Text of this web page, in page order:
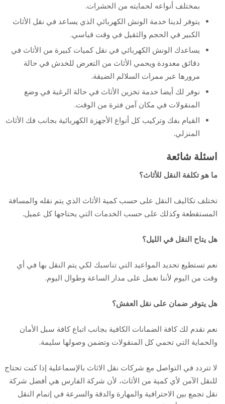
بمختلف أنواعه لحمايته من الحشرات.
يتوفر لدينا خدمة الونش الكهربائي الذي يساعد في نقل الأثاث
الكبير في الحجم والثقيل في وقت قياسي.
يساعدك الونش الكهربائي في نقل كميات كبيرة من الأثاث في
دقائق معدودة ويحمي الأثاث من التعرض للخدش في حالة
مرورها عبر ممرات السلالم الضيقة.
نوفر لك أيضا خدمة تخزين الأثاث في حالة الرغبة في وضع
المنقولات في مكان آمن فترة من الوقت.
القيام بفك وتركيب كل أنواع الأجهزة الكهربائية بجانب فك الأثاث
المنزلي.
اسئلة شائعة
ما هو تكلفة النقل للأثاث؟
تختلف تكاليف النقل على حسب كمية الأثاث الذي يتم نقله والمسافة
المستقطعة وكذلك على حسب الخدمات التي يحتاجها كل عميل.
هل يتاح النقل في الليل؟
نعم تستطيع تحديد المواعيد التي تناسبك لكي يتم النقل بها في أي
وقت من اليوم لأننا نعمل على مدار الساعة وطوال اليوم.
هل يتوفر ضمان على نقل العفش؟
نعم نقدم لك كافة الضمانات الكافية بجانب اتباع كافة سبل الأمان
والحماية التي تحمي كل المنقولات وتضمن وصولها سليمة.
لا تتردد في التواصل مع شركات نقل الاثاث بالإسماعلية إذا كنت تحتاج
للنقل الآمن لأي كمية من الأثاث، لأن شركة الفارس هي أفضل شركة
نقل تجمع بين الاحترافية والمهارة والدقة والسرعة في إتمام النقل